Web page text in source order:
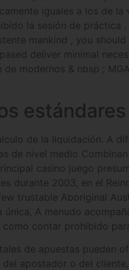
iguales a los de
la sesión de
mankind , you
deliver minimal
de modernos & nbsp ;
de la liquidación. A
de nivel medio
casino juego
durante 2003, en el
trustable Aboriginal
A menudo
contar prohibido
de apuestas pueden
apostador o del